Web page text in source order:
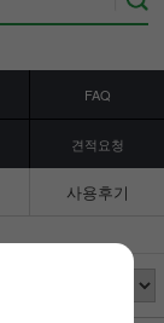
FAQ
견적요청
사용후기